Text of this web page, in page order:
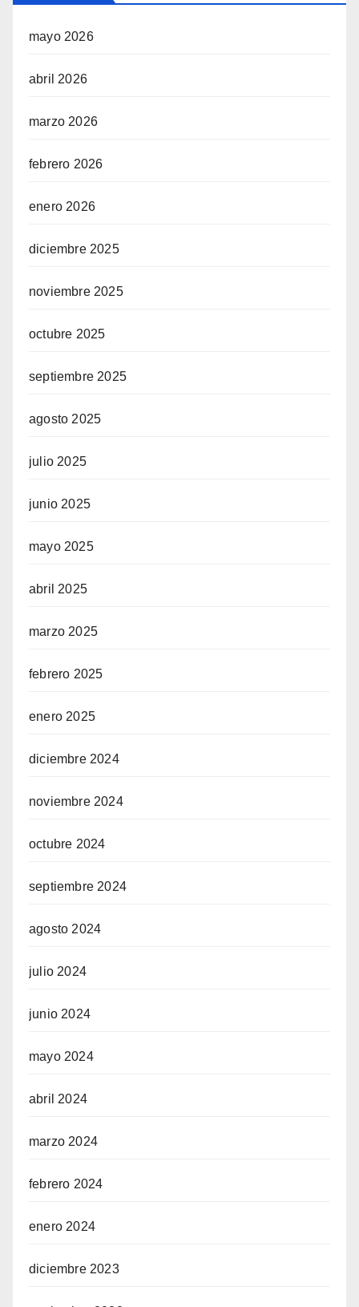
mayo 2026
abril 2026
marzo 2026
febrero 2026
enero 2026
diciembre 2025
noviembre 2025
octubre 2025
septiembre 2025
agosto 2025
julio 2025
junio 2025
mayo 2025
abril 2025
marzo 2025
febrero 2025
enero 2025
diciembre 2024
noviembre 2024
octubre 2024
septiembre 2024
agosto 2024
julio 2024
junio 2024
mayo 2024
abril 2024
marzo 2024
febrero 2024
enero 2024
diciembre 2023